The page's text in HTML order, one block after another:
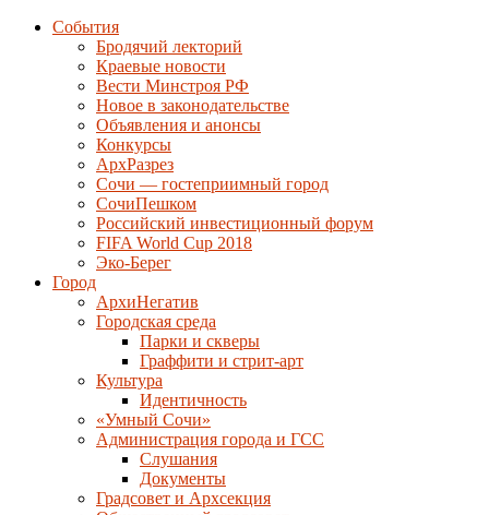
События
Бродячий лекторий
Краевые новости
Вести Минстроя РФ
Новое в законодательстве
Объявления и анонсы
Конкурсы
АрхРазрез
Сочи — гостеприимный город
СочиПешком
Российский инвестиционный форум
FIFA World Cup 2018
Эко-Берег
Город
АрхиНегатив
Городская среда
Парки и скверы
Граффити и стрит-арт
Культура
Идентичность
«Умный Сочи»
Администрация города и ГСС
Слушания
Документы
Градсовет и Архсекция